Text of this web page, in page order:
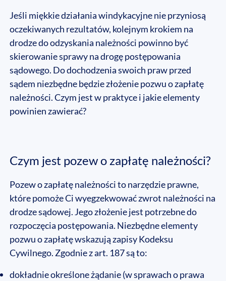
Jeśli miękkie działania windykacyjne nie przyniosą
oczekiwanych rezultatów, kolejnym krokiem na
drodze do odzyskania należności powinno być
skierowanie sprawy na drogę postępowania
sądowego. Do dochodzenia swoich praw przed
sądem niezbędne będzie złożenie pozwu o zapłatę
należności. Czym jest w praktyce i jakie elementy
powinien zawierać?
Czym jest pozew o zapłatę należności?
Pozew o zapłatę należności to narzędzie prawne,
które pomoże Ci wyegzekwować zwrot należności na
drodze sądowej. Jego złożenie jest potrzebne do
rozpoczęcia postępowania. Niezbędne elementy
pozwu o zapłatę wskazują zapisy Kodeksu
Cywilnego. Zgodnie z art. 187 są to:
dokładnie określone żądanie (w sprawach o prawa